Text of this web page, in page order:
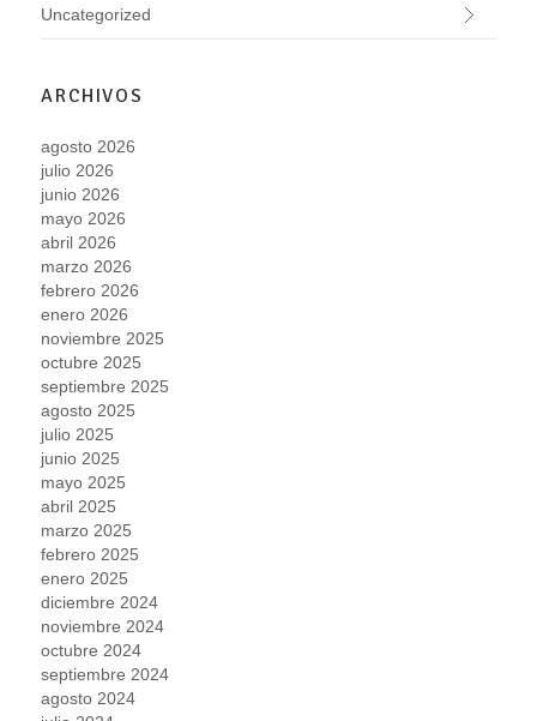
Uncategorized
ARCHIVOS
agosto 2026
julio 2026
junio 2026
mayo 2026
abril 2026
marzo 2026
febrero 2026
enero 2026
noviembre 2025
octubre 2025
septiembre 2025
agosto 2025
julio 2025
junio 2025
mayo 2025
abril 2025
marzo 2025
febrero 2025
enero 2025
diciembre 2024
noviembre 2024
octubre 2024
septiembre 2024
agosto 2024